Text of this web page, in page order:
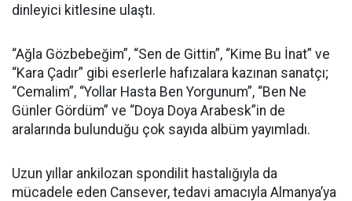
dinleyici kitlesine ulaştı.
“Ağla Gözbebeğim”, “Sen de Gittin”, “Kime Bu İnat” ve
“Kara Çadır” gibi eserlerle hafızalara kazınan sanatçı;
“Cemalim”, “Yollar Hasta Ben Yorgunum”, “Ben Ne
Günler Gördüm” ve “Doya Doya Arabesk”in de
aralarında bulunduğu çok sayıda albüm yayımladı.
Uzun yıllar ankilozan spondilit hastalığıyla da
mücadele eden Cansever, tedavi amacıyla Almanya’ya